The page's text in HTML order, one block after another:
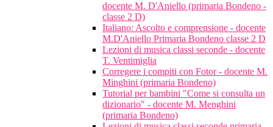
docente M. D'Aniello (primaria Bondeno -
classe 2 D)
Italiano: Ascolto e comprensione - docente
M.D'Aniello Primaria Bondeno classe 2 D
Lezioni di musica classi seconde - docente
T. Ventimiglia
Corregere i compiti con Fotor - docente M.
Minghini (primaria Bondeno)
Tutorial per bambini "Come si consulta un
dizionario" - docente M. Menghini
(primaria Bondeno)